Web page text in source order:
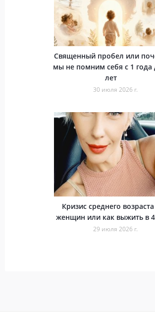
Священный пробел или
мы не помним себя с 1 года
лет
30 июля 2026 г.
Кризис среднего
женщин или как выжить в
29 июля 2026 г.